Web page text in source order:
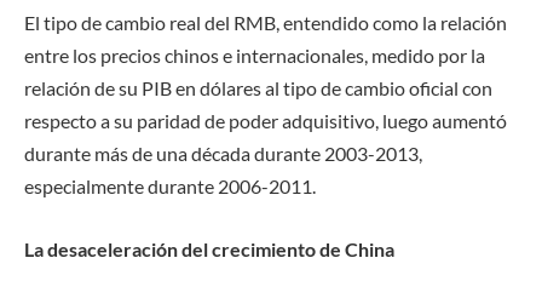
El tipo de cambio real del RMB, entendido como la relación
entre los precios chinos e internacionales, medido por la
relación de su PIB en dólares al tipo de cambio oficial con
respecto a su paridad de poder adquisitivo, luego aumentó
durante más de una década durante 2003-2013,
especialmente durante 2006-2011.
La desaceleración del crecimiento de China